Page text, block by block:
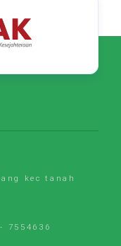
kec tanah
7554636